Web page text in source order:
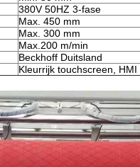
380V 50HZ 3-fase
Max. 450 mm
Max. 300 mm
Max.200 m/min
Beckhoff Duitsland
Kleurrijk touchscreen, HMI